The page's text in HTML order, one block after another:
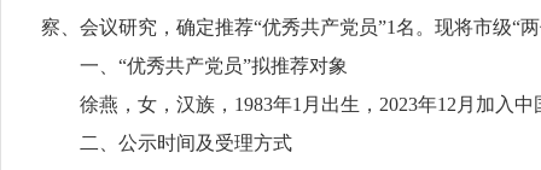
察、会议研究，确定推荐“优秀共产党员”1名。现将市级“
一、“优秀共产党员”拟推荐对象
徐燕，女，汉族，1983年1月出生，2023年12月加入中
二、公示时间及受理方式